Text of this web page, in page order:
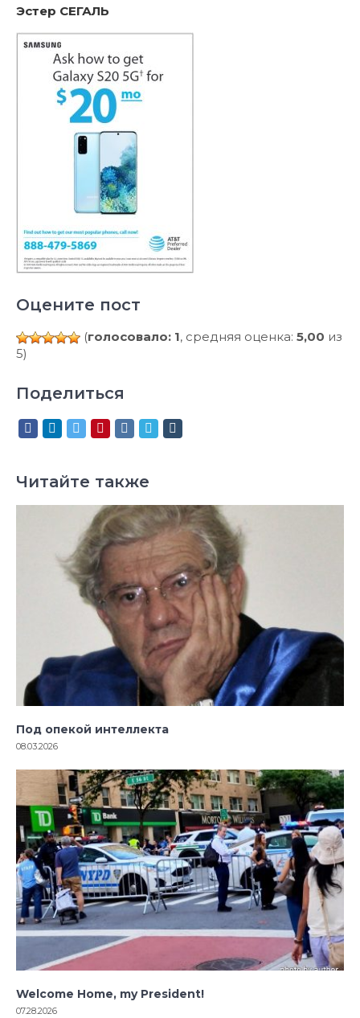
Эстер СЕГАЛЬ
Оцените пост
(голосовало: 1, средняя оценка: 5,00 из
5)
Поделиться
Читайте также
Под опекой интеллекта
08.03.2026
Welcome Home, my President!
07.28.2026